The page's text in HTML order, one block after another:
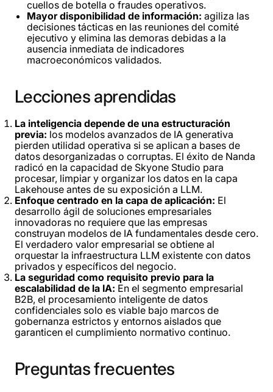
cuellos de botella o fraudes operativos.
Mayor disponibilidad de información: agiliza las
decisiones tácticas en las reuniones del comité
ejecutivo y elimina las demoras debidas a la
ausencia inmediata de indicadores
macroeconómicos validados.
Lecciones aprendidas
La inteligencia depende de una estructuración
previa: los modelos avanzados de IA generativa
pierden utilidad operativa si se aplican a bases de
datos desorganizadas o corruptas. El éxito de Nanda
radicó en la capacidad de Skyone Studio para
procesar, limpiar y organizar los datos en la capa
Lakehouse antes de su exposición a LLM.
Enfoque centrado en la capa de aplicación: El
desarrollo ágil de soluciones empresariales
innovadoras no requiere que las empresas
construyan modelos de IA fundamentales desde cero.
El verdadero valor empresarial se obtiene al
orquestar la infraestructura LLM existente con datos
privados y específicos del negocio.
La seguridad como requisito previo para la
escalabilidad de la IA: En el segmento empresarial
B2B, el procesamiento inteligente de datos
confidenciales solo es viable bajo marcos de
gobernanza estrictos y entornos aislados que
garanticen el cumplimiento normativo continuo.
Preguntasfrecuentes